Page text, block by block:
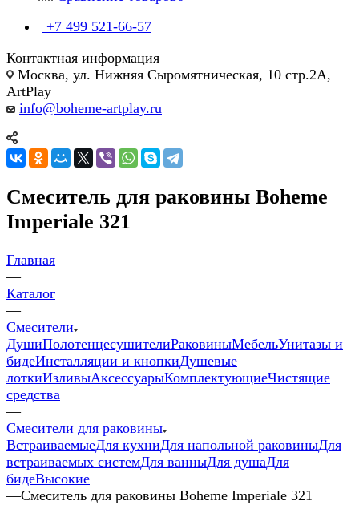
+7 499 521-66-57
Контактная информация
Москва, ул. Нижняя Сыромятническая, 10 стр.2А,
ArtPlay
info@boheme-artplay.ru
Смеситель для раковины Boheme
Imperiale 321
Главная
—
Каталог
—
Смесители
ДушиПолотенцесушителиРаковиныМебельУнитазы и
бидеИнсталляции и кнопкиДушевые
лоткиИзливыАксессуарыКомплектующиеЧистящие
средства
—
Смесители для раковины
ВстраиваемыеДля кухниДля напольной раковиныДля
встраиваемых системДля ванныДля душаДля
бидеВысокие
—Смеситель для раковины Boheme Imperiale 321